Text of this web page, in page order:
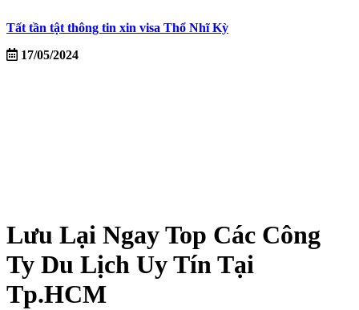
Tất tần tật thông tin xin visa Thổ Nhĩ Kỳ
17/05/2024
Lưu Lại Ngay Top Các Công
Ty Du Lịch Uy Tín Tại
Tp.HCM